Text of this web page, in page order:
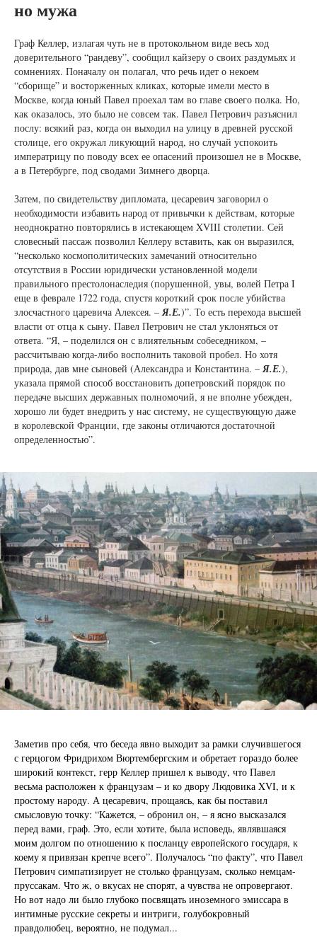
но мужа
Граф Келлер, излагая чуть не в протокольном виде весь ход
доверительного “рандеву”, сообщил кайзеру о своих раздумьях и
сомнениях. Поначалу он полагал, что речь идет о некоем
“сборище” и восторженных кликах, которые имели место в
Москве, когда юный Павел проехал там во главе своего полка. Но,
как оказалось, это было не совсем так. Павел Петрович разъяснил
послу: всякий раз, когда он выходил на улицу в древней русской
столице, его окружал ликующий народ, но случай успокоить
императрицу по поводу всех ее опасений произошел не в Москве,
а в Петербурге, под сводами Зимнего дворца.
Затем, по свидетельству дипломата, цесаревич заговорил о
необходимости избавить народ от привычки к действам, которые
неоднократно повторялись в истекающем XVIII столетии. Сей
словесный пассаж позволил Келлеру вставить, как он выразился,
“несколько космополитических замечаний относительно
отсутствия в России юридически установленной модели
правильного престолонаследия (порушенной, увы, волей Петра I
еще в феврале 1722 года, спустя короткий срок после убийства
злосчастного царевича Алексея. – Я.Е.)”. То есть перехода высшей
власти от отца к сыну. Павел Петрович не стал уклоняться от
ответа. “Я, – поделился он с влиятельным собеседником, –
рассчитываю когда-либо восполнить таковой пробел. Но хотя
природа, дав мне сыновей (Александра и Константина. – Я.Е.),
указала прямой способ восстановить допетровский порядок по
передаче высших державных полномочий, я не вполне убежден,
хорошо ли будет внедрить у нас систему, не существующую даже
в королевской Франции, где законы отличаются достаточной
определенностью”.
Заметив про себя, что беседа явно выходит за рамки случившегося
с герцогом Фридрихом Вюртембергским и обретает гораздо более
широкий контекст, герр Келлер пришел к выводу, что Павел
весьма расположен к французам – и ко двору Людовика XVI, и к
простому народу. А цесаревич, прощаясь, как бы поставил
смысловую точку: “Кажется, – обронил он, – я ясно высказался
перед вами, граф. Это, если хотите, была исповедь, являвшаяся
моим долгом по отношению к посланцу европейского государя, к
коему я привязан крепче всего”. Получалось “по факту”, что Павел
Петрович симпатизирует не столько французам, сколько немцам-
пруссакам. Что ж, о вкусах не спорят, а чувства не опровергают.
Но вот надо ли было глубоко посвящать иноземного эмиссара в
интимные русские секреты и интриги, голубокровный
правдолюбец, вероятно, не подумал...